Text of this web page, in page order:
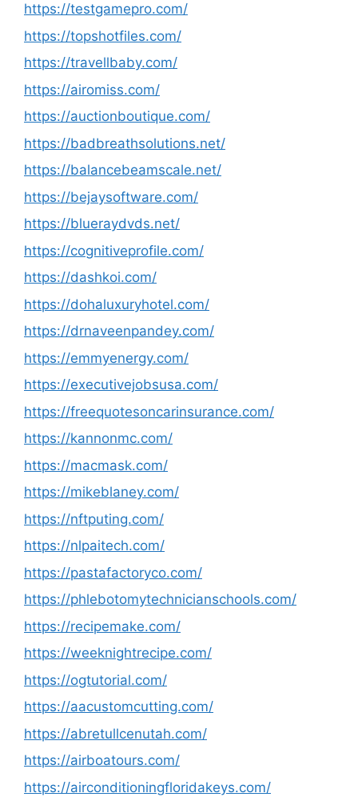
https://testgamepro.com/
https://topshotfiles.com/
https://travellbaby.com/
https://airomiss.com/
https://auctionboutique.com/
https://badbreathsolutions.net/
https://balancebeamscale.net/
https://bejaysoftware.com/
https://blueraydvds.net/
https://cognitiveprofile.com/
https://dashkoi.com/
https://dohaluxuryhotel.com/
https://drnaveenpandey.com/
https://emmyenergy.com/
https://executivejobsusa.com/
https://freequotesoncarinsurance.com/
https://kannonmc.com/
https://macmask.com/
https://mikeblaney.com/
https://nftputing.com/
https://nlpaitech.com/
https://pastafactoryco.com/
https://phlebotomytechnicianschools.com/
https://recipemake.com/
https://weeknightrecipe.com/
https://ogtutorial.com/
https://aacustomcutting.com/
https://abretullcenutah.com/
https://airboatours.com/
https://airconditioningfloridakeys.com/